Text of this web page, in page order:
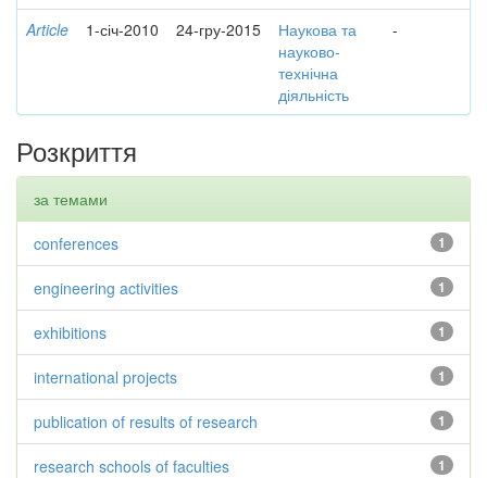
Article 1-січ-2010 24-гру-2015
Наукова та
науково-
технічна
діяльність
-
Розкриття
за темами
1
conferences
1
engineering activities
1
exhibitions
1
international projects
1
publication of results of research
1
research schools of faculties